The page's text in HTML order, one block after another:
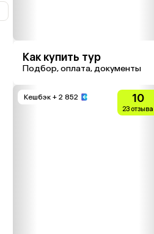
Как купить тур
Подбор, оплата, документы
Кешбэк + 2 852 10
23 отзыва